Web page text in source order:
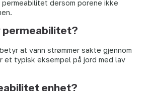
dersom porene ikke
permeabilitet?
at vann strømmer sakte gjennom
et typisk eksempel på jord med lav
enhet?